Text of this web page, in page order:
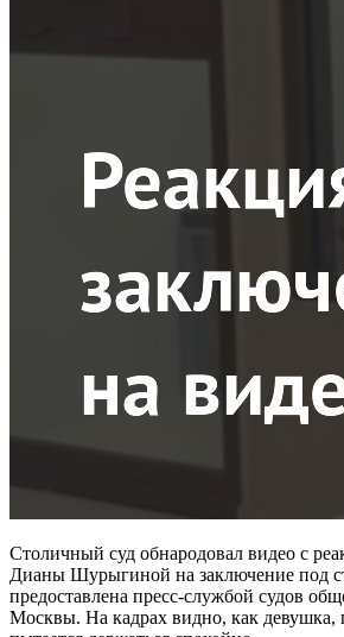
Столичный суд обнародовал видео с
Дианы Шурыгиной на заключение под
предоставлена пресс-службой судов
Москвы. На кадрах видно, как девушка,